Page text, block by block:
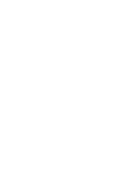
360°
zand, gras,
over een